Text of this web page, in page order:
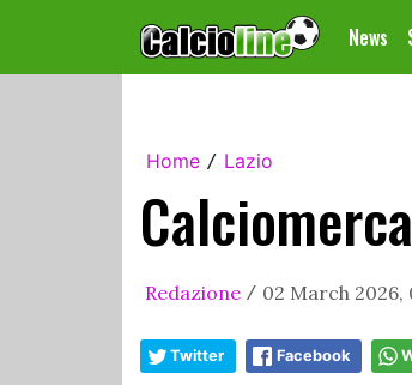
News
Home / Lazio
Redazione / 02 March 2026,
Twitter Facebook